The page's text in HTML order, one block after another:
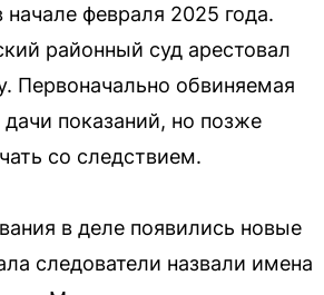
начале февраля 2025 года.
районный суд арестовал
Первоначально обвиняемая
дачи показаний, но позже
со следствием.
в деле появились новые
следователи назвали имена